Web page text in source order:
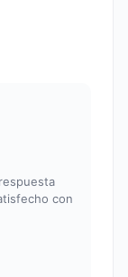
con